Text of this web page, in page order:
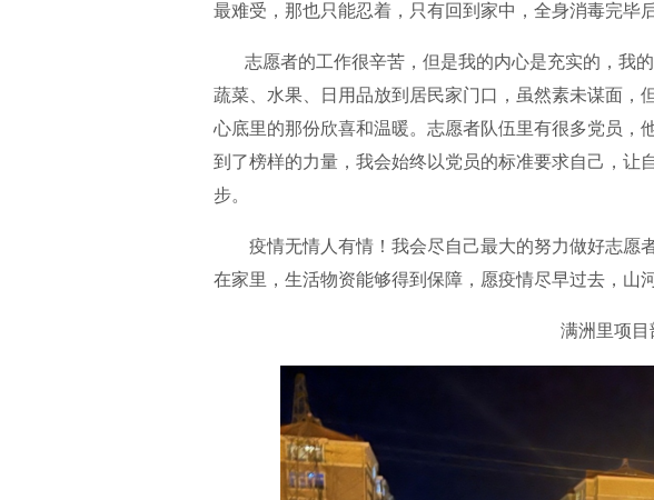
最难受，那也只能忍着，只有回到家中，全身消毒完毕
志愿者的工作很辛苦，但是我的内心是充实的，我的
蔬菜、水果、日用品放到居民家门口，虽然素未谋面，
心底里的那份欣喜和温暖。志愿者队伍里有很多党员，
到了榜样的力量，我会始终以党员的标准要求自己，让
步。
疫情无情人有情！我会尽自己最大的努力做好志愿
在家里，生活物资能够得到保障，愿疫情尽早过去，山
满洲里项目部林